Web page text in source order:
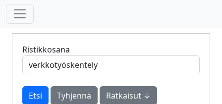
Ristikkosana
Tyhjennä Ratkaisut ↓